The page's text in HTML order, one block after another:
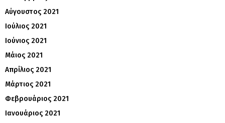
Αύγουστος 2021
Ιούλιος 2021
Ιούνιος 2021
Μάιος 2021
Απρίλιος 2021
Μάρτιος 2021
Φεβρουάριος 2021
Ιανουάριος 2021